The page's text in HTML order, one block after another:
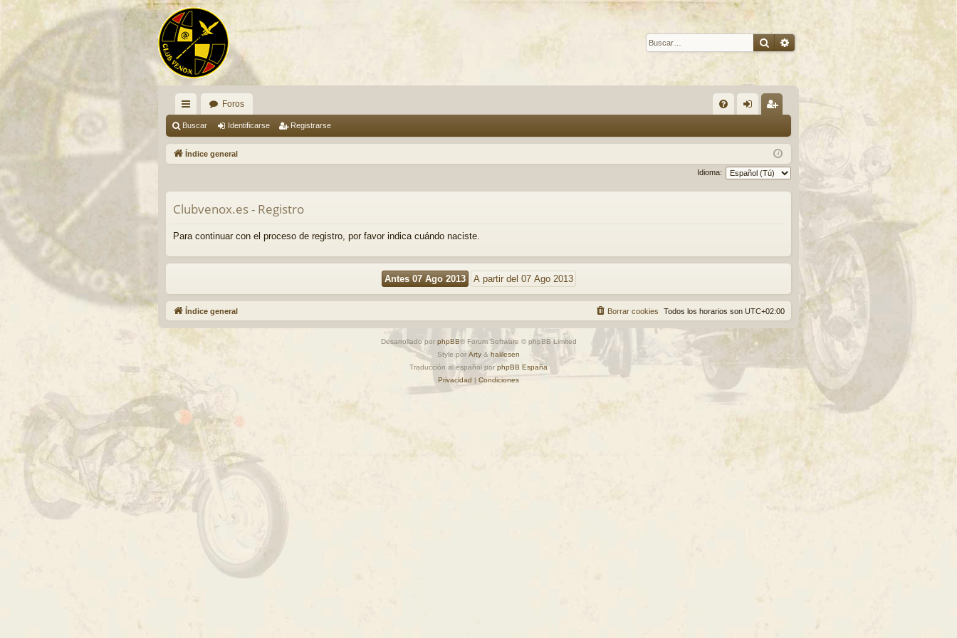
BuscarBúsqueda avanzada
nl
ac
rá
pi
do
Foros
Q nti
fic
ar
ist
ra
rs
Buscar Identificarse Registrarse
Índice general
Idioma:
Clubvenox.es - Registro
Para continuar con el proceso de registro, por favor indica cuándo naciste.
Índice general Todos los horarios son UTC+02:00
Borrar cookies
Desarrollado por phpBB® Forum Software © phpBB Limited
Style por Arty& halilesen
Traducción al español por phpBB España
Privacidad | Condiciones